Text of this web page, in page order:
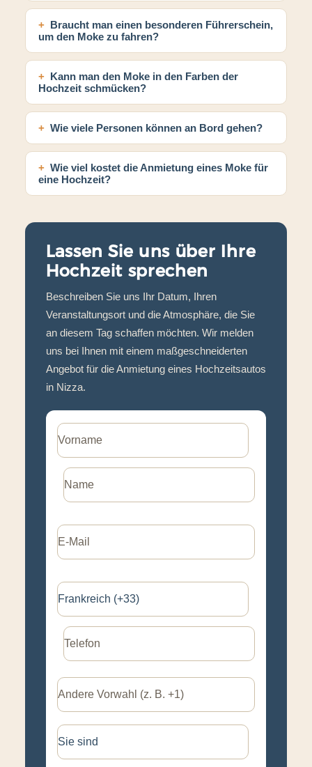
Braucht man einen besonderen Führerschein,
um den Moke zu fahren?
Kann man den Moke in den Farben der
Hochzeit schmücken?
Wie viele Personen können an Bord gehen?
Wie viel kostet die Anmietung eines Moke für
eine Hochzeit?
Lassen Sie uns über Ihre
Hochzeit sprechen
Beschreiben Sie uns Ihr Datum, Ihren
Veranstaltungsort und die Atmosphäre, die Sie
an diesem Tag schaffen möchten. Wir melden
uns bei Ihnen mit einem maßgeschneiderten
Angebot für die Anmietung eines Hochzeitsautos
in Nizza.